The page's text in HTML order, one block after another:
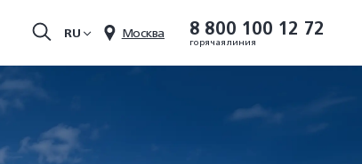
8 800 100 12 72
горячая линия
Москва
RU